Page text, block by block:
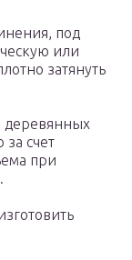
под
или
затянуть
деревянных
счет
при